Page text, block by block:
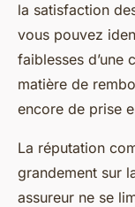
la satisfaction
vous pouvez
faiblesses d’une
matière de
encore de prise
La réputation
grandement sur
assureur ne se